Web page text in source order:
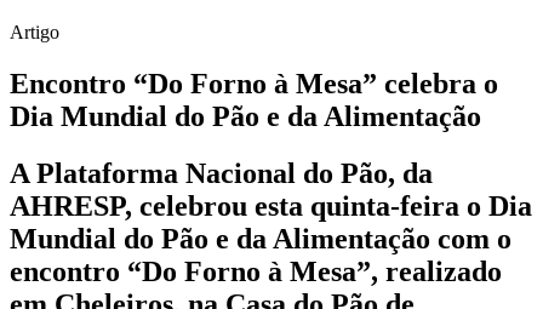
Artigo
Encontro “Do Forno à Mesa” celebra o
Dia Mundial do Pão e da Alimentação
A Plataforma Nacional do Pão, da
AHRESP, celebrou esta quinta-feira o Dia
Mundial do Pão e da Alimentação com o
encontro “Do Forno à Mesa”, realizado